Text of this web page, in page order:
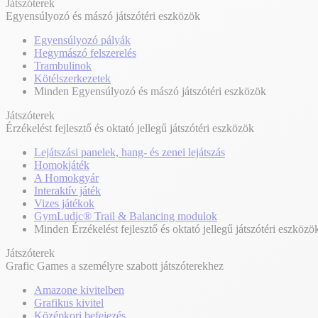
Játszóterek
Egyensúlyozó és mászó játszótéri eszközök
Egyensúlyozó pályák
Hegymászó felszerelés
Trambulinok
Kötélszerkezetek
Minden Egyensúlyozó és mászó játszótéri eszközök
Játszóterek
Érzékelést fejlesztő és oktató jellegű játszótéri eszközök
Lejátszási panelek, hang- és zenei lejátszás
Homokjáték
A Homokgyár
Interaktív játék
Vizes játékok
GymLudic® Trail & Balancing modulok
Minden Érzékelést fejlesztő és oktató jellegű játszótéri
Játszóterek
Grafic Games a személyre szabott játszóterekhez
Amazone kivitelben
Grafikus kivitel
Középkori befejezés